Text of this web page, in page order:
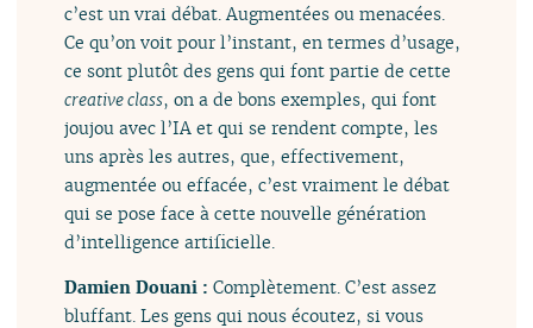
c’est un vrai débat. Augmentées ou menacées.
Ce qu’on voit pour l’instant, en termes d’usage,
ce sont plutôt des gens qui font partie de cette
creative class, on a de bons exemples, qui font
joujou avec l’IA et qui se rendent compte, les
uns après les autres, que, effectivement,
augmentée ou effacée, c’est vraiment le débat
qui se pose face à cette nouvelle génération
d’intelligence artificielle.
Damien Douani :Complètement. C’est assez
bluffant. Les gens qui nous écoutez, si vous